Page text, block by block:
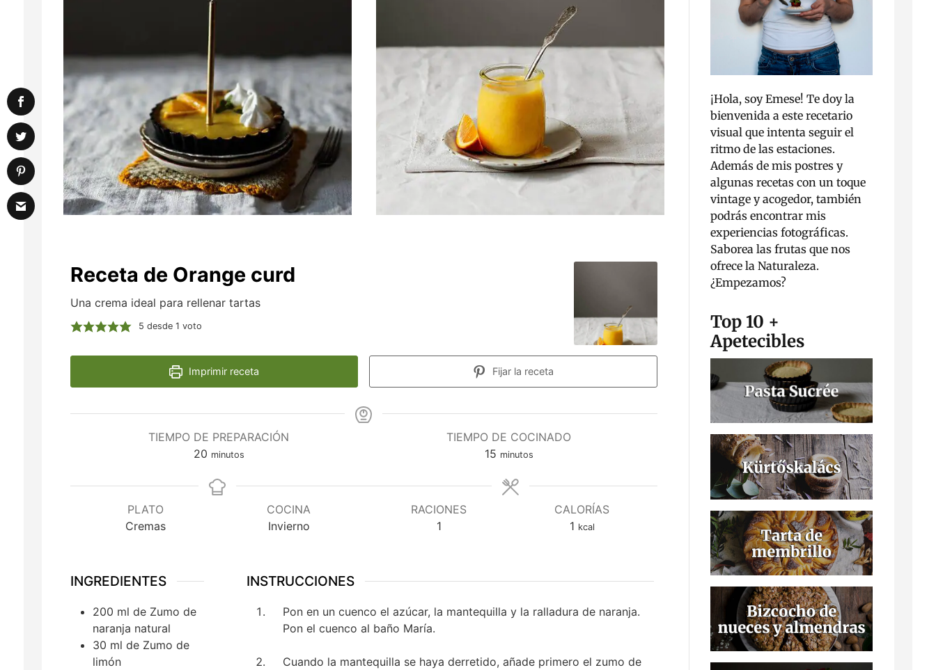
Receta de Orange curd
Una crema ideal para rellenar tartas
5 desde 1 voto
Imprimir receta Fijar la receta
TIEMPO DE PREPARACIÓN
20minutos
minutos
TIEMPO DE COCINADO
15minutos
minutos
PLATO
Cremas
COCINA
Invierno
RACIONES
1
CALORÍAS
1 kcal
INGREDIENTES
200 ml de Zumo de
naranja natural
30 ml de Zumo de
limón
INSTRUCCIONES
Pon en un cuenco el azúcar, la mantequilla y la ralladura de naranja.
Pon el cuenco al baño María.
Cuando la mantequilla se haya derretido, añade primero el zumo de
¡Hola, soy Emese! Te doy la
bienvenida a este recetario
visual que intenta seguir el
ritmo de las estaciones.
Además de mis postres y
algunas recetas con un toque
vintage y acogedor, también
podrás encontrar mis
experiencias fotográficas.
Saborea las frutas que nos
ofrece la Naturaleza.
¿Empezamos?
Top 10 +
Apetecibles